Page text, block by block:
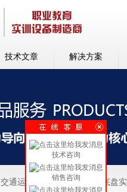
技术文章 解决方案
交通运输类实训系列> 汽车底盘
技术咨询
销售咨询